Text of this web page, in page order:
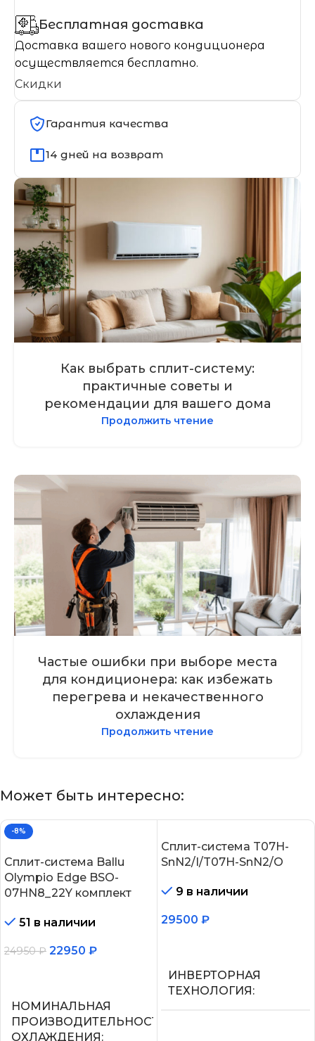
Бесплатная доставка
Доставка вашего нового кондиционера
осуществляется бесплатно.
Скидки
Гарантия качества
14 дней на возврат
Как выбрать сплит-систему:
практичные советы и
рекомендации для вашего дома
Продолжить чтение
Частые ошибки при выборе места
для кондиционера: как избежать
перегрева и некачественного
охлаждения
Продолжить чтение
Может быть интересно:
-8%
Сплит-система Ballu
Olympio Edge BSO-
07HN8_22Y комплект
51 в наличии
24950₽ 22950 ₽
НОМИНАЛЬНАЯ
ПРОИЗВОДИТЕЛЬНОСТЬ
ОХЛАЖДЕНИЯ
Сплит-система T07H-
SnN2/I/T07H-SnN2/O
9 в наличии
29500 ₽
ИНВЕРТОРНАЯ
ТЕХНОЛОГИЯ